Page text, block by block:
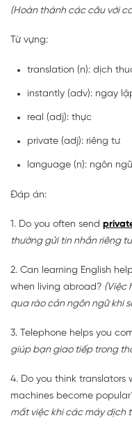
(Hoàn thành các câu với
Từ vựng:
translation (n): dịch
instantly (adv): ngay
real (adj): thực
private (adj): riêng tư
language (n): ngôn ngữ
Đáp án:
1. Do you often send
thường gửi tin nhắn riêng
2. Can learning English
when living abroad? (Việc
qua rào cản ngôn ngữ khi
3. Telephone helps you
giúp bạn giao tiếp trong
4. Do you think translators
machines become
mất việc khi các máy dịch